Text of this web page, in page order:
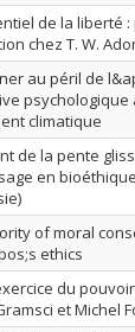
de la liberté
chez T. W.
au péril de
psychologique
climatique
de la pente
en
of moral
ethics
du
et Michel